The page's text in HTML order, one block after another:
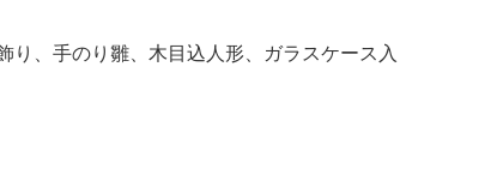
り、手のり雛、木目込人形、ガラスケース入